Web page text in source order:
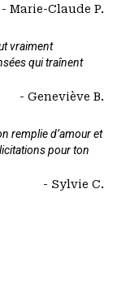
- Marie-Claude P.
vraiment
qui traînent
- Geneviève B.
remplie d’amour et
pour ton
- Sylvie C.